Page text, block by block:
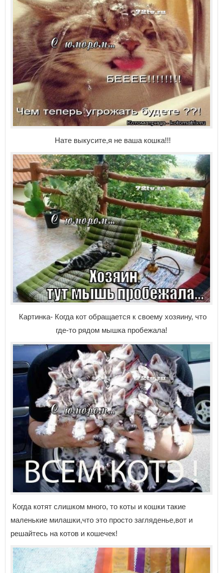
Нате выкусите,я не ваша кошка!!!
Картинка- Когда кот обращается к своему хозяину, что
где-то рядом мышка пробежала!
Когда котят слишком много, то коты и кошки такие
маленькие милашки,что это просто загляденье,вот и
решайтесь на котов и кошечек!